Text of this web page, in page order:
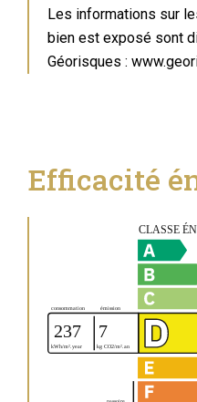
Les informations sur
bien est exposé sont
Géorisques :
Efficacité